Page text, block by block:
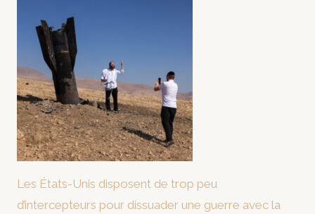
Les États-Unis disposent de trop peu
d’intercepteurs pour dissuader une guerre avec la